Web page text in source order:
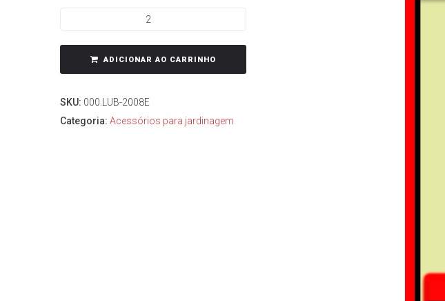
ADICIONAR AO CARRINHO
SKU: 000.LUB-2008E
Categoria: Acessórios para jardinagem